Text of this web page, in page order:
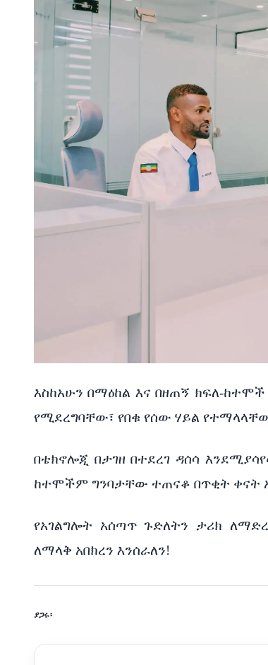
እስከአሁን በማዕከል እና በዘጠኝ ክፍለ-
የሚደረግባቸው፣ የበቁ የሰው ሃይል
በቴክኖሎጂ በታገዘ በተደረገ ዳሰሳ
ከተሞችም ግንባታቸው ተጠናቆ በጥቂት ቀናት
የአገልግሎት አሰጣጥ ጉድለትን ታሪክ
ለማላቅ አበክረን እንሰራለን!
ያጋሩ፡